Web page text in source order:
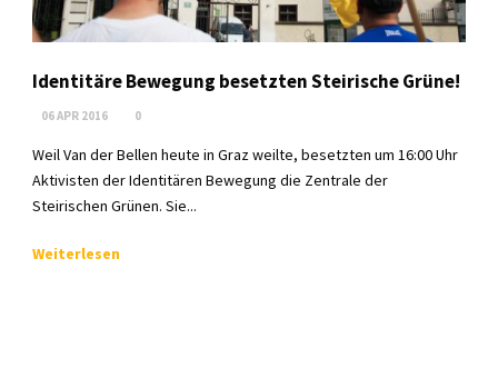
Identitäre Bewegung besetzten Steirische Grüne!
06 APR 2016 0
Weil Van der Bellen heute in Graz weilte, besetzten um 16:00 Uhr
Aktivisten der Identitären Bewegung die Zentrale der
Steirischen Grünen. Sie...
Weiterlesen